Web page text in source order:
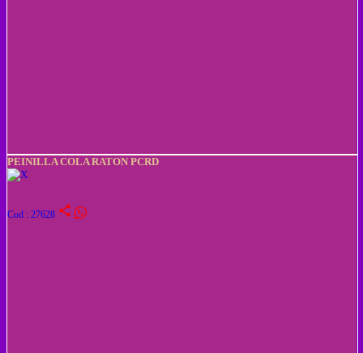
PEINILLA COLA RATON PCRD
Cod : 27628 share